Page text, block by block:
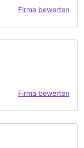
Firma bewerten
Firma bewerten